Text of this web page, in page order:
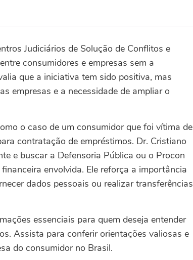
Judiciários de Solução de Conflitos e
consumidores e empresas sem a
que a iniciativa tem sido positiva, mas
empresas e a necessidade de ampliar o
o caso de um consumidor que foi vítima de
contratação de empréstimos. Dr. Cristiano
e buscar a Defensoria Pública ou o Procon
envolvida. Ele reforça a importância
dados pessoais ou realizar transferências
essenciais para quem deseja entender
Assista para conferir orientações valiosas e
do consumidor no Brasil.